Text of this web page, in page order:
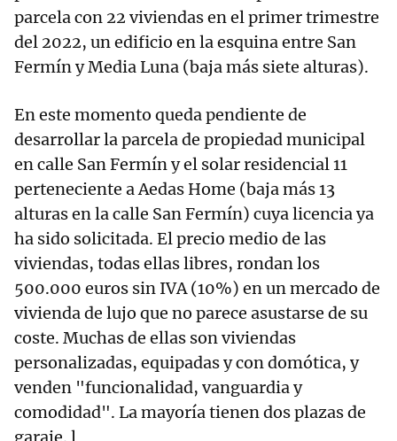
parcela con 22 viviendas en el primer trimestre
del 2022, un edificio en la esquina entre San
Fermín y Media Luna (baja más siete alturas).
En este momento queda pendiente de
desarrollar la parcela de propiedad municipal
en calle San Fermín y el solar residencial 11
perteneciente a Aedas Home (baja más 13
alturas en la calle San Fermín) cuya licencia ya
ha sido solicitada. El precio medio de las
viviendas, todas ellas libres, rondan los
500.000 euros sin IVA (10%) en un mercado de
vivienda de lujo que no parece asustarse de su
coste. Muchas de ellas son viviendas
personalizadas, equipadas y con domótica, y
venden "funcionalidad, vanguardia y
comodidad". La mayoría tienen dos plazas de